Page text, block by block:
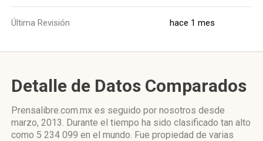
Última Revisión hace 1 mes
Detalle de Datos Comparados
Prensalibre.com.mx es seguido por nosotros desde
marzo, 2013. Durante el tiempo ha sido clasificado tan alto
como 5 234 099 en el mundo. Fue propiedad de varias